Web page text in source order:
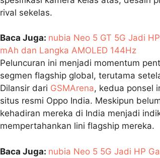
rival sekelas.
Baca Juga: nubia Neo 5 GT 5G Jadi
mAh dan Langka AMOLED 144Hz
Peluncuran ini menjadi momentum
segmen flagship global, terutama
Dilansir dari GSMArena, kedua ponsel
situs resmi Oppo India. Meskipun
kehadiran mereka di India menjadi
mempertahankan lini flagship mereka.
Baca Juga: nubia Neo 5 5G Jadi HP